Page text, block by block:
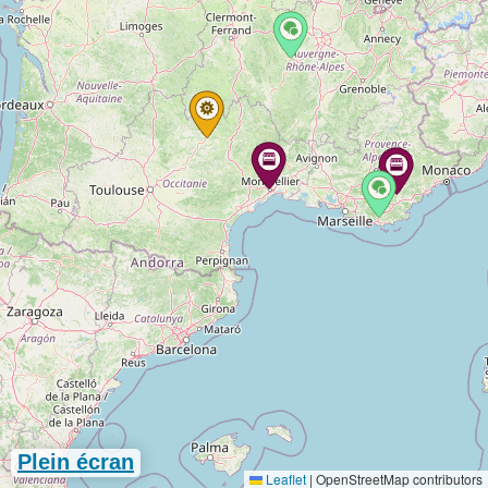
Plein écran
Leaflet | OpenStreetMap contributors